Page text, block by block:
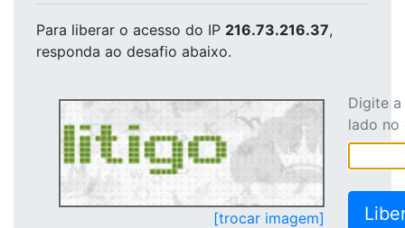
Para liberar o acesso do IP 216.73.216.37,
responda ao desafio abaixo.
[trocar imagem]
Digite
lado no